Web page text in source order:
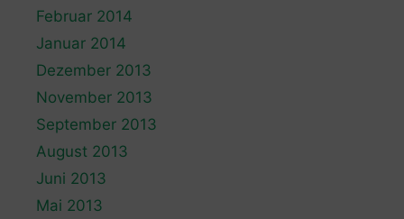
Februar 2014
Januar 2014
Dezember 2013
November 2013
September 2013
August 2013
Juni 2013
Mai 2013